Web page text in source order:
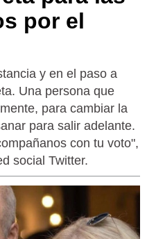
por el
y en el paso a
Una persona que
para cambiar la
para salir adelante.
con tu voto",
social Twitter.